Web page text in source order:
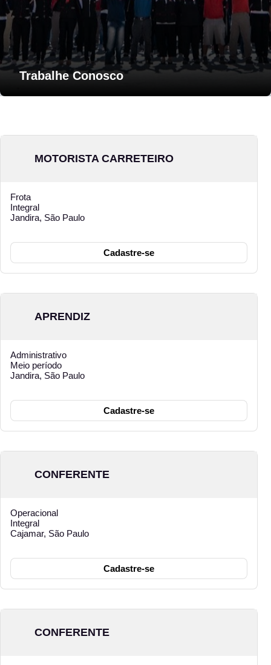
Trabalhe Conosco
MOTORISTA CARRETEIRO
Frota
Integral
Jandira, São Paulo
Cadastre-se
APRENDIZ
Administrativo
Meio período
Jandira, São Paulo
Cadastre-se
CONFERENTE
Operacional
Integral
Cajamar, São Paulo
Cadastre-se
CONFERENTE